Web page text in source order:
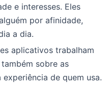
e interesses. Eles
por afinidade,
a dia.
aplicativos trabalham
sobre as
de quem usa.